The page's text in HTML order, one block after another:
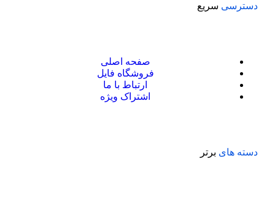
دسترسی سریع
صفحه اصلی
فروشگاه فایل
ارتباط با ما
اشتراک ویژه
دسته های برتر